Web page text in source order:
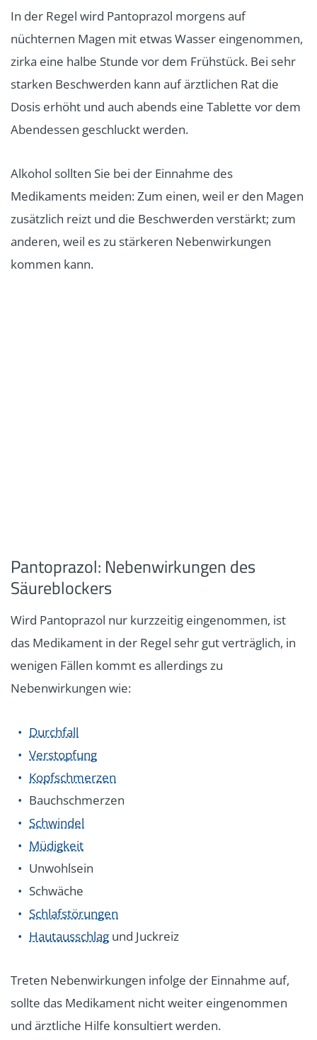
In der Regel wird Pantoprazol morgens auf
nüchternen Magen mit etwas Wasser eingenommen,
zirka eine halbe Stunde vor dem Frühstück. Bei sehr
starken Beschwerden kann auf ärztlichen Rat die
Dosis erhöht und auch abends eine Tablette vor dem
Abendessen geschluckt werden.
Alkohol sollten Sie bei der Einnahme des
Medikaments meiden: Zum einen, weil er den Magen
zusätzlich reizt und die Beschwerden verstärkt; zum
anderen, weil es zu stärkeren Nebenwirkungen
kommen kann.
Pantoprazol: Nebenwirkungen des
Säureblockers
Wird Pantoprazol nur kurzzeitig eingenommen, ist
das Medikament in der Regel sehr gut verträglich, in
wenigen Fällen kommt es allerdings zu
Nebenwirkungen wie:
Durchfall
Verstopfung
Kopfschmerzen
Bauchschmerzen
Schwindel
Müdigkeit
Unwohlsein
Schwäche
Schlafstörungen
Hautausschlag und Juckreiz
Treten Nebenwirkungen infolge der Einnahme auf,
sollte das Medikament nicht weiter eingenommen
und ärztliche Hilfe konsultiert werden.